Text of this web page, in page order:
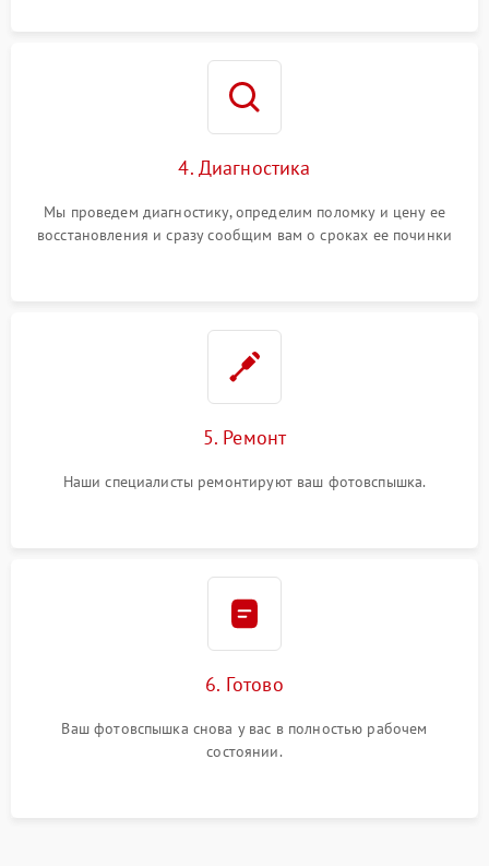
4. Диагностика
Мы проведем диагностику, определим поломку и цену ее
восстановления и сразу сообщим вам о сроках ее починки
5. Ремонт
Наши специалисты ремонтируют ваш фотовспышка.
6. Готово
Ваш фотовспышка снова у вас в полностью рабочем
состоянии.